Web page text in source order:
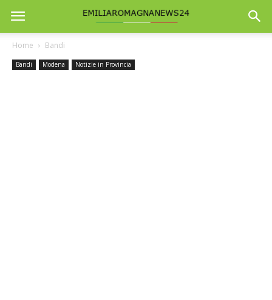
Home Bandi
Bandi Modena Notizie in Provincia